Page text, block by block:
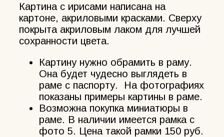
Картина с ирисами написана на
картоне, акриловыми красками. Сверху
покрыта акриловым лаком для лучшей
сохранности цвета.
Картину нужно обрамить в раму.
Она будет чудесно выглядеть в
раме с паспорту. На фотографиях
показаны примеры картины в раме.
Возможна покупка миниатюры в
раме. В наличии имеется рамка с
фото 5. Цена такой рамки 150 руб.